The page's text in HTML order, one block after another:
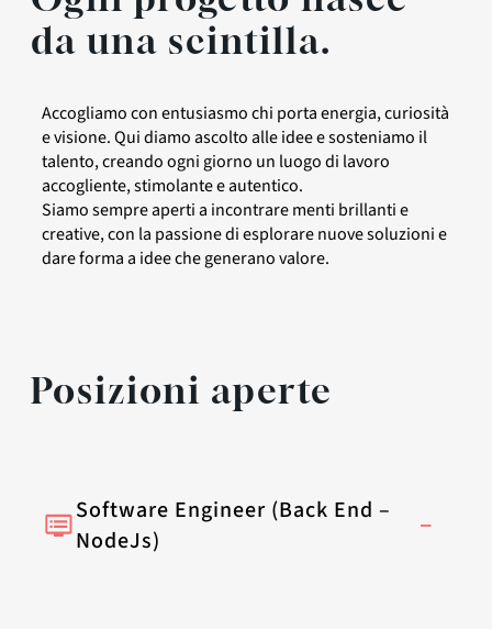
da una scintilla.
Accogliamo con entusiasmo chi porta energia, curiosità
e visione. Qui diamo ascolto alle idee e sosteniamo il
talento, creando ogni giorno un luogo di lavoro
accogliente, stimolante e autentico.
Siamo sempre aperti a incontrare menti brillanti e
creative, con la passione di esplorare nuove soluzioni e
dare forma a idee che generano valore.
Posizioni aperte
Software Engineer (Back End –
NodeJs)
–